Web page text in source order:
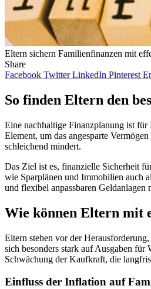
Eltern sichern Familienfinanzen mit
Share
Facebook Twitter LinkedIn Pinterest
So finden Eltern den
Eine nachhaltige Finanzplanung ist
Element, um das angesparte
schleichend mindert.
Das Ziel ist es, finanzielle Sicherheit
wie Sparplänen und Immobilien auch
und flexibel anpassbaren
Wie können Eltern mit
Eltern stehen vor der
sich besonders stark auf Ausgaben
Schwächung der Kaufkraft, die
Einfluss der Inflation auf